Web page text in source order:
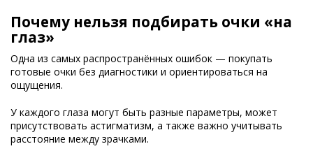
Почему нельзя подбирать очки «на
глаз»
Одна из самых распространённых ошибок — покупать
готовые очки без диагностики и ориентироваться на
ощущения.
У каждого глаза могут быть разные параметры, может
присутствовать астигматизм, а также важно учитывать
расстояние между зрачками.